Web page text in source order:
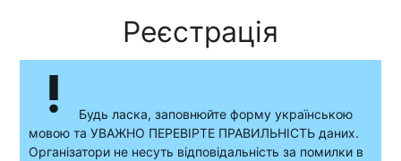
Реєстрація
priority_high
Будь ласка, заповнюйте форму українською
мовою та УВАЖНО ПЕРЕВІРТЕ ПРАВИЛЬНІСТЬ даних.
Організатори не несуть відповідальність за помилки в